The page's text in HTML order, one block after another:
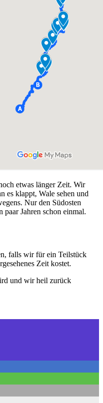
etwas länger Zeit. Wir
es klappt, Wale sehen und
Nur den Südosten
Jahren schon einmal.
falls wir für ein Teilstück
Zeit kostet.
und wir heil zurück